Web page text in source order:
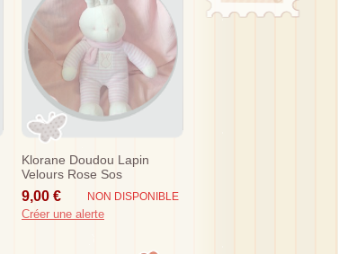
Klorane Doudou Lapin
Velours Rose Sos
9,00 € NON DISPONIBLE
Créer une alerte